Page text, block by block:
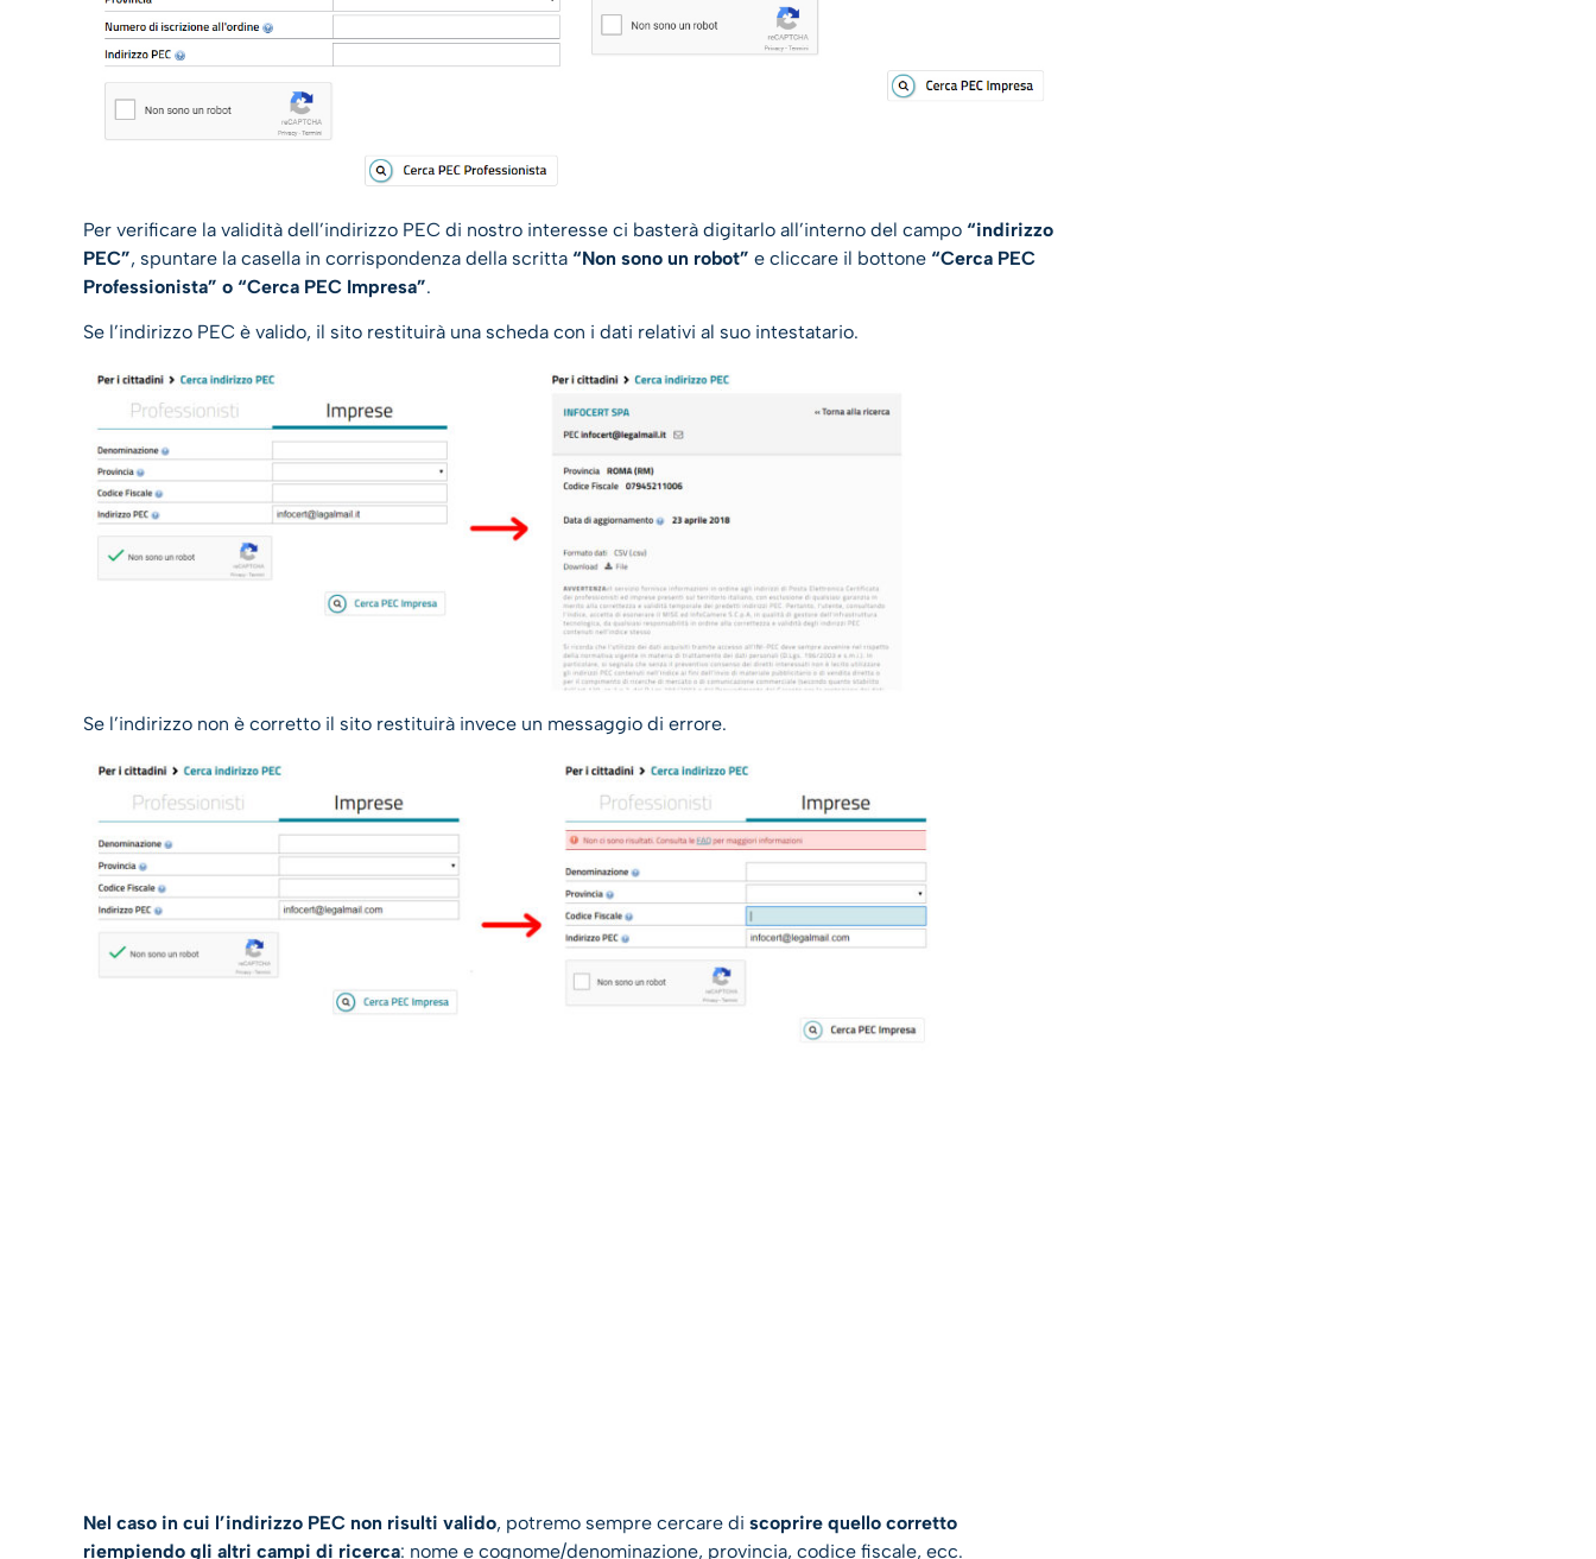
Per verificare la validità dell’indirizzo PEC di nostro interesse ci basterà digitarlo all’interno del campo “indirizzo
PEC”, spuntare la casella in corrispondenza della scritta “Non sono un robot” e cliccare il bottone “Cerca PEC
Professionista” o “Cerca PEC Impresa”.
Se l’indirizzo PEC è valido, il sito restituirà una scheda con i dati relativi al suo intestatario.
Se l’indirizzo non è corretto il sito restituirà invece un messaggio di errore.
Nel caso in cui l’indirizzo PEC non risulti valido, potremo sempre cercare di scoprire quello corretto
riempiendo gli altri campi di ricerca: nome e cognome/denominazione, provincia, codice fiscale, ecc.